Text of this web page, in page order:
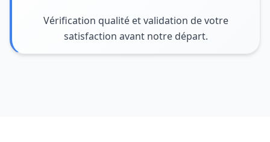
Vérification qualité et validation de votre
satisfaction avant notre départ.